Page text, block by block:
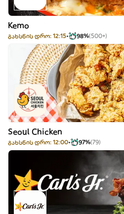
Kemo
გახსნის დრო: 12:15 98%(500+)
Seoul Chicken
გახსნის დრო: 12:00 97%(79)